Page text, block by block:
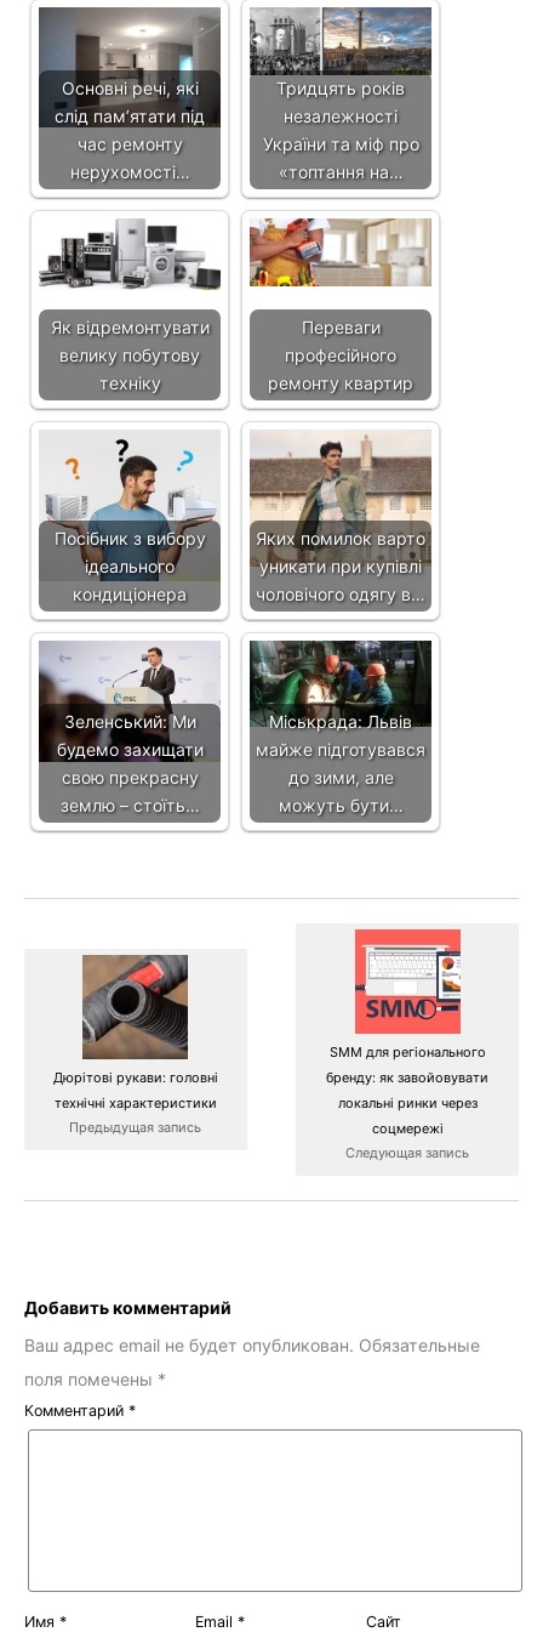
Основні речі, які
слід пам’ятати під
час ремонту
нерухомості…
Тридцять років
незалежності
України та міф про
«топтання на…
Як відремонтувати
велику побутову
техніку
Переваги
професійного
ремонту квартир
Посібник з вибору
ідеального
кондиціонера
Яких помилок варто
уникати при купівлі
чоловічого одягу в…
Зеленський: Ми
будемо захищати
свою прекрасну
землю – стоїть…
Міськрада: Львів
майже підготувався
до зими, але
можуть бути…
Дюрітові рукави: головні
технічні характеристики
Предыдущая запись
SMM для регіонального
бренду: як завойовувати
локальні ринки через
соцмережі
Следующая запись
Добавить комментарий
Ваш адрес email не будет опубликован. Обязательные
поля помечены *
Комментарий *
Имя * Email * Сайт